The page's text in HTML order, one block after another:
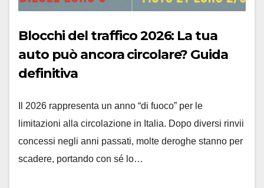
Blocchi del traffico 2026: La tua
auto può ancora circolare? Guida
definitiva
Il 2026 rappresenta un anno “di fuoco” per le
limitazioni alla circolazione in Italia. Dopo diversi rinvii
concessi negli anni passati, molte deroghe stanno per
scadere, portando con sé lo…